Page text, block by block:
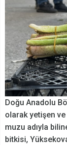
Doğu Anadolu
olarak yetişen
muzu adıyla
bitkisi,